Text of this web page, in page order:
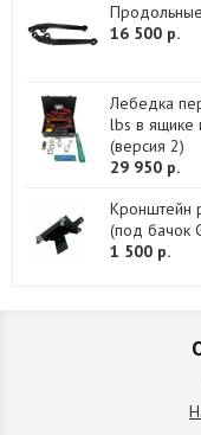
16 500 р.
Лебедка
lbs в ящике
(версия 2)
29 950 р.
Кронштейн
(под бачок
1 500 р.